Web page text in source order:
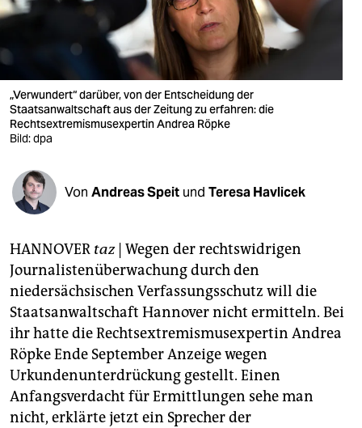
wahrheit
verlag
verlag
veranstaltungen
shop
fragen & hilfe
unterstützen
abo
genossenschaft
epaper login
„Verwundert“ darüber, von der Entscheidung der
Staatsanwaltschaft aus der Zeitung zu erfahren: die
Rechtsextremismusexpertin Andrea Röpke
Bild: dpa
Von Andreas Speit und Teresa Havlicek
HANNOVER taz| Wegen der rechtswidrigen
Journalistenüberwachung durch den
niedersächsischen Verfassungsschutz will die
Staatsanwaltschaft Hannover nicht ermitteln. Bei
ihr hatte die Rechtsextremismusexpertin Andrea
Röpke Ende September Anzeige wegen
Urkundenunterdrückung gestellt. Einen
Anfangsverdacht für Ermittlungen sehe man
nicht, erklärte jetzt ein Sprecher der